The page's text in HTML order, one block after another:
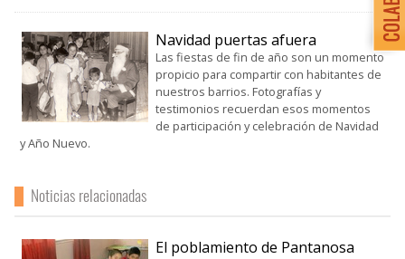
Navidad puertas afuera
Las fiestas de fin de año son un momento
propicio para compartir con habitantes de
nuestros barrios. Fotografías y
testimonios recuerdan esos momentos
de participación y celebración de Navidad
y Año Nuevo.
Noticias relacionadas
El poblamiento de Pantanosa